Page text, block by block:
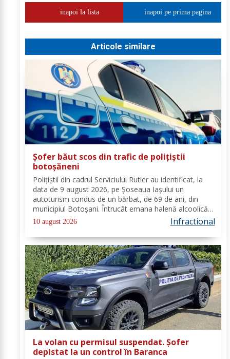
inapoi la lista inapoi pe prima pagina
Articole similare
Șofer băut scos din trafic de polițiștii
botoșăneni
Polițiștii din cadrul Serviciului Rutier au identificat, la
data de 9 august 2026, pe Șoseaua Iașului un
autoturism condus de un bărbat, de 69 de ani, din
municipiul Botoșani. Întrucât emana halenă alcoolică
a fost testat cu aparatul etilotest, valoarea rezultată
fiind de 0,93 mg/l alcool pur în...
10 august 2026 Infractional
La volan cu permisul suspendat. Șofer
depistat la un control în Baranca